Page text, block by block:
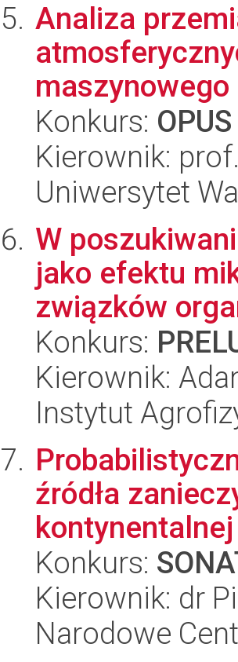
Analiza
maszynowego
Konkurs:
Kierownik:
Uniwersytet
W
jako efektu
związków
Konkurs:
Kierownik:
Instytut
źródła
kontynentalnej
Konkurs:
Kierownik: dr
Narodowe